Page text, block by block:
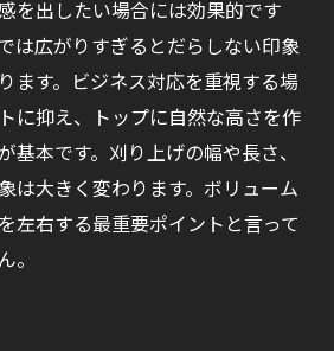
を出したい場合には効果的です
は広がりすぎるとだらしない印象
ます。ビジネス対応を重視する場
に抑え、トップに自然な高さを作
基本です。刈り上げの幅や長さ、
は大きく変わります。ボリューム
左右する最重要ポイントと言って
。